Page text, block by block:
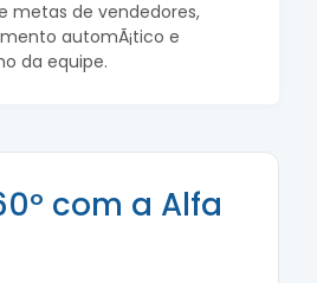
metas de vendedores,
automÃ¡tico e
da equipe.
com a Alfa